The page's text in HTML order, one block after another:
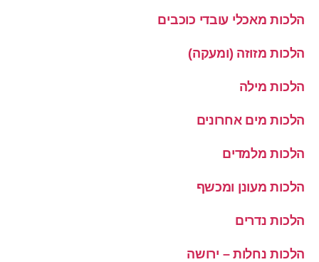
הלכות מאכלי עובדי כוכבים
הלכות מזוזה (ומעקה)
הלכות מילה
הלכות מים אחרונים
הלכות מלמדים
הלכות מעונן ומכשף
הלכות נדרים
הלכות נחלות – ירושה